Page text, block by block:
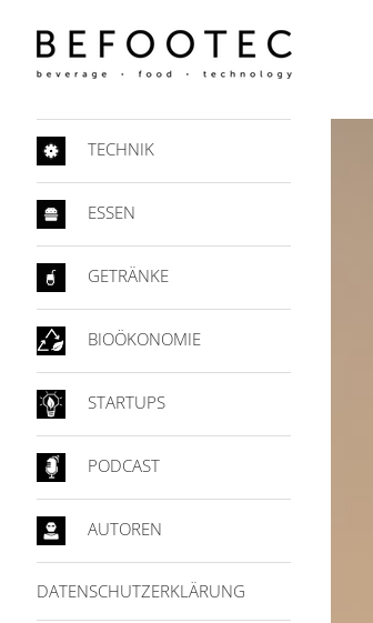
TECHNIK
ESSEN
GETRÄNKE
BIOÖKONOMIE
STARTUPS
PODCAST
AUTOREN
DATENSCHUTZERKLÄRUNG